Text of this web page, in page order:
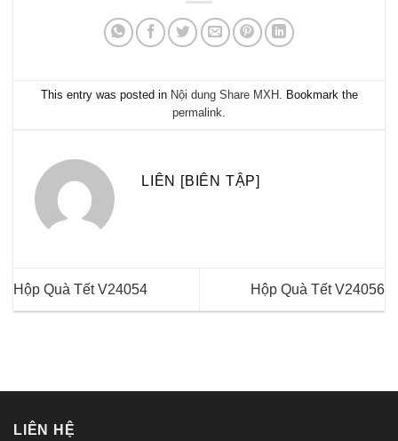
This entry was posted in Nội dung Share MXH . Bookmark the
permalink.
LIÊN [BIÊN TẬP]
Hộp Quà Tết V24054 Hộp Quà Tết V24056
LIÊN HỆ